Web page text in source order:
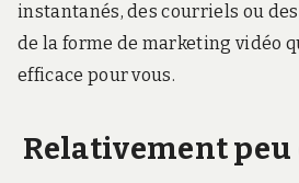
instantanés, des courriels ou
de la forme de marketing vidéo
efficace pour vous.
Relativement